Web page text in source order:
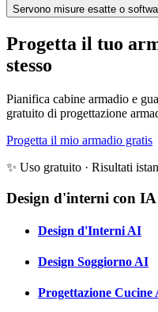
Servono misure esatte o
Progetta il tuo
stesso
Pianifica cabine armadio e
gratuito di progettazione
Progetta il mio armadio gratis
✨ Uso gratuito · Risultati
Design d'interni con IA
Design d'Interni AI
Design Soggiorno AI
Progettazione Cucine